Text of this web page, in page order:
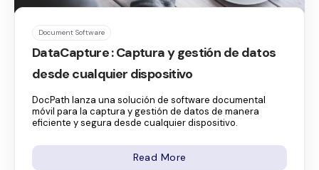
Document Software
DataCapture : Captura y gestión de datos
desde cualquier dispositivo
DocPath lanza una solución de software documental
móvil para la captura y gestión de datos de manera
eficiente y segura desde cualquier dispositivo.
Read More